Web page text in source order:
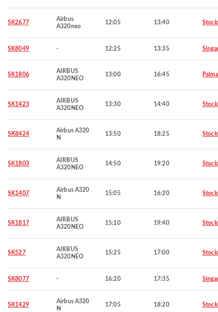
SK2677
Airbus
A320neo
12:05 13:40
SK8049 - 12:25 13:35
SK1806
AIRBUS
A320NEO
13:00 16:45
SK1423
AIRBUS
A320NEO
13:30 14:40
SK8424
Airbus A320
N
13:50 18:25
SK1803
AIRBUS
A320NEO
14:50 19:20
SK1407
Airbus A320
N
15:05 16:20
SK1817
AIRBUS
A320NEO
15:10 19:40
SK527
AIRBUS
A320NEO
15:25 17:00
SK8077 - 16:20 17:35
SK1429
Airbus A320
N
17:05 18:20